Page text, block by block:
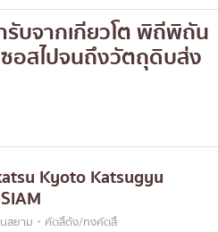
บจากเกียวโต พิถีพิถัน
อสไปจนถึงวัตถุดิบส่ง
Kyoto Katsugyu
สยาม・คัตสึด้ง/ทงคัตสึ